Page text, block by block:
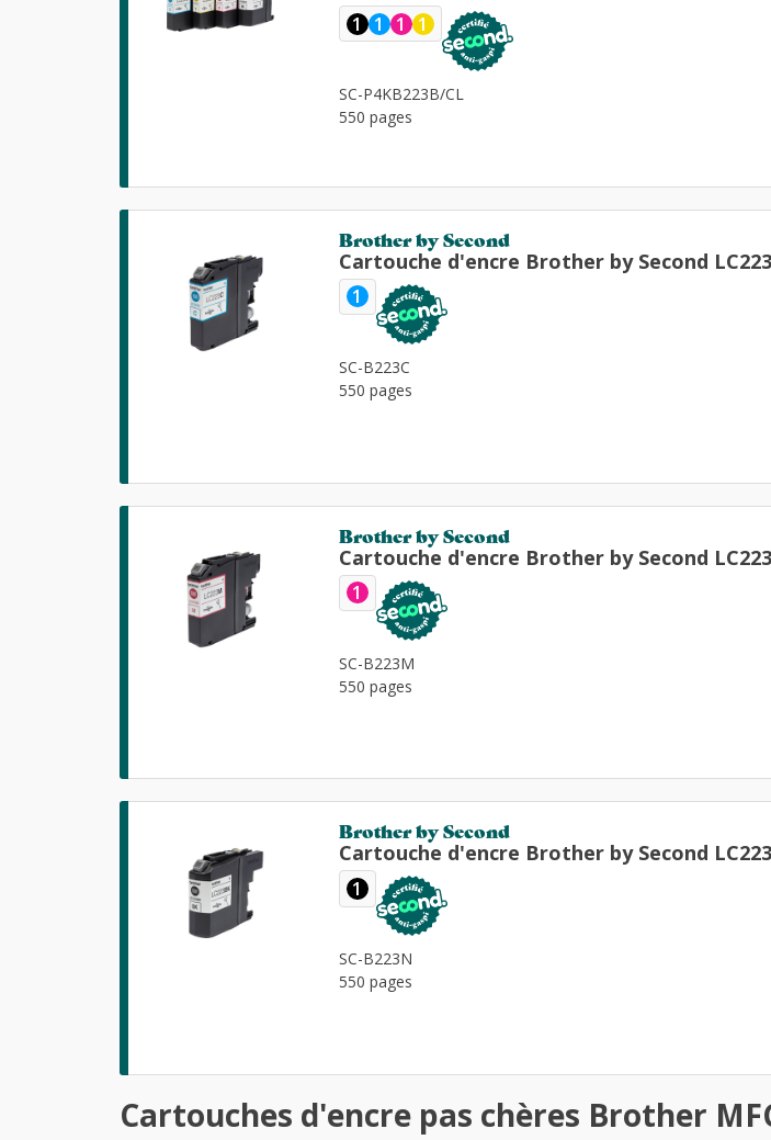
1 1 1 1
SC-P4KB223B/CL
550 pages
Brother by Second
Cartouche d'encre Brother by Second
1
SC-B223C
550 pages
Brother by Second
Cartouche d'encre Brother by Second
1
SC-B223M
550 pages
Brother by Second
Cartouche d'encre Brother by Second
1
SC-B223N
550 pages
Cartouches d'encre pas chères Brother